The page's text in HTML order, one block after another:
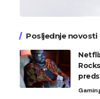
Posljednje novosti